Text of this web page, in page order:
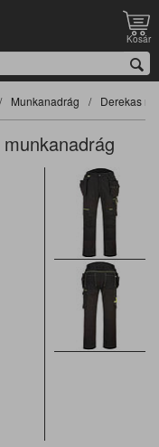
Kosár
Munkanadrág Derekas